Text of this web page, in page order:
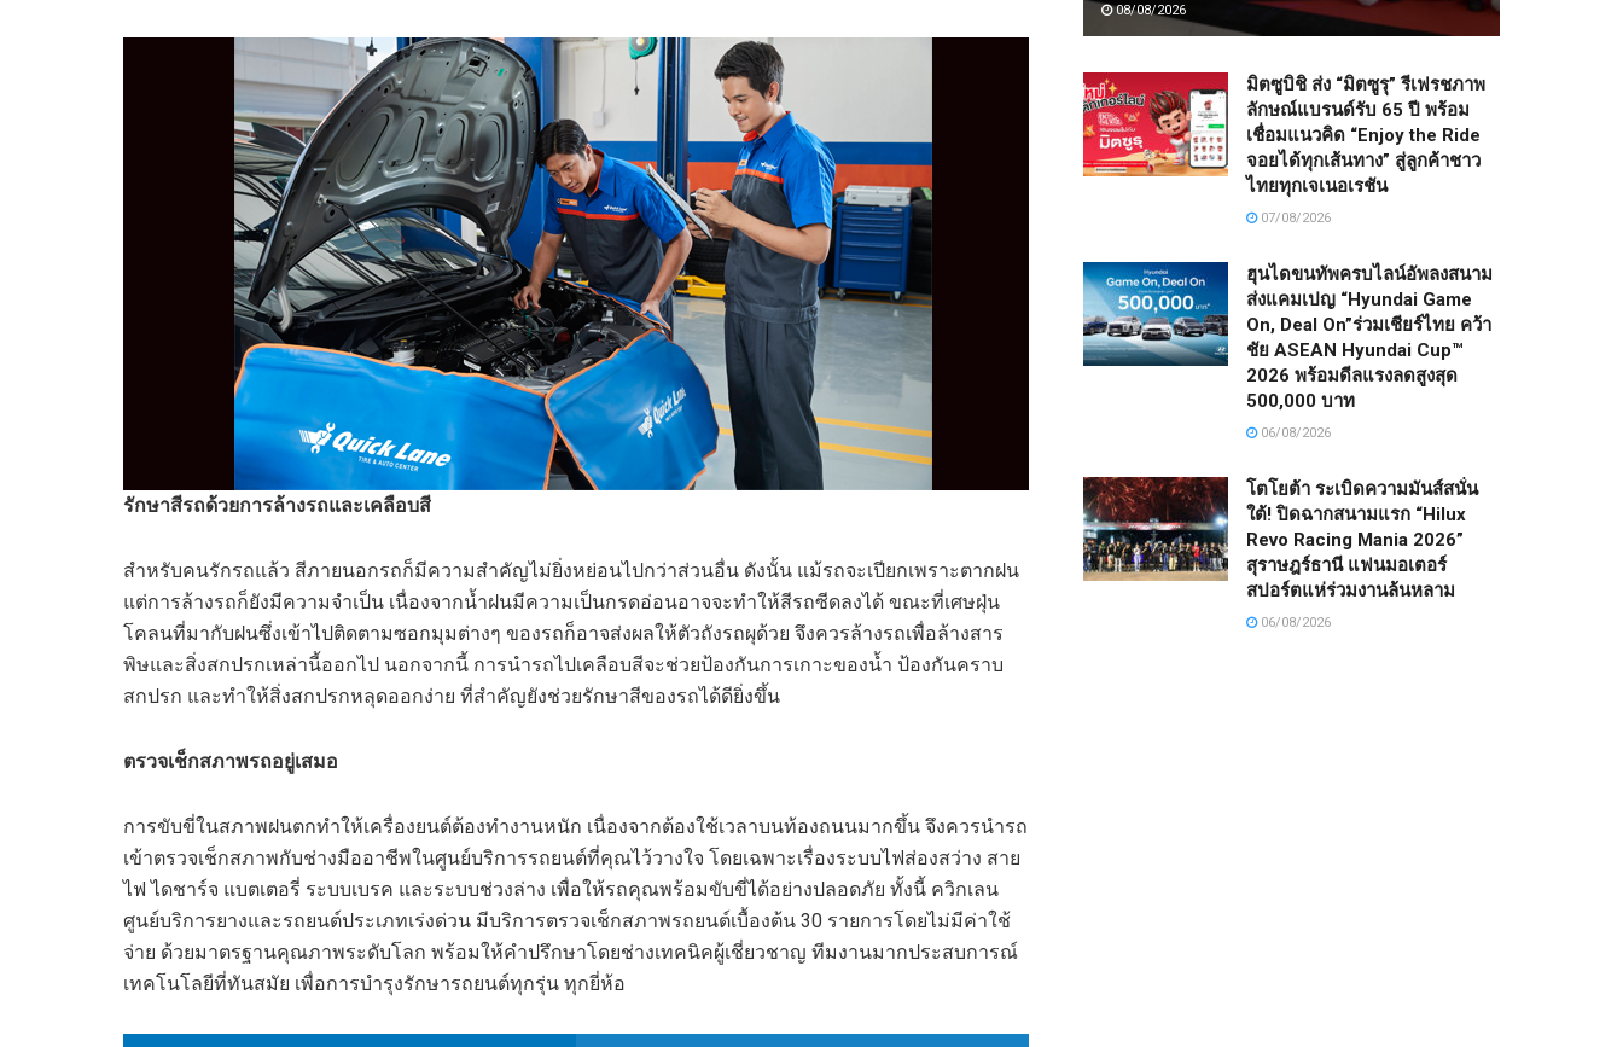
รักษาสีรถด้วยการล้างรถและเคลือบสี
สำหรับคนรักรถแล้ว สีภายนอกรถก็มีความสำคัญไม่ยิ่งหย่อนไปกว่าส่วนอื่น ดังนั้น แม้รถจะเปียกเพราะตากฝน
แต่การล้างรถก็ยังมีความจำเป็น เนื่องจากน้ำฝนมีความเป็นกรดอ่อนอาจจะทำให้สีรถซีดลงได้ ขณะที่เศษฝุ่น
โคลนที่มากับฝนซึ่งเข้าไปติดตามซอกมุมต่างๆ ของรถก็อาจส่งผลให้ตัวถังรถผุด้วย จึงควรล้างรถเพื่อล้างสาร
พิษและสิ่งสกปรกเหล่านี้ออกไป นอกจากนี้ การนำรถไปเคลือบสีจะช่วยป้องกันการเกาะของน้ำ ป้องกันคราบ
สกปรก และทำให้สิ่งสกปรกหลุดออกง่าย ที่สำคัญยังช่วยรักษาสีของรถได้ดียิ่งขึ้น
ตรวจเช็กสภาพรถอยู่เสมอ
การขับขี่ในสภาพฝนตกทำให้เครื่องยนต์ต้องทำงานหนัก เนื่องจากต้องใช้เวลาบนท้องถนนมากขึ้น จึงควรนำรถ
เข้าตรวจเช็กสภาพกับช่างมืออาชีพในศูนย์บริการรถยนต์ที่คุณไว้วางใจ โดยเฉพาะเรื่องระบบไฟส่องสว่าง สาย
ไฟ ไดชาร์จ แบตเตอรี่ ระบบเบรค และระบบช่วงล่าง เพื่อให้รถคุณพร้อมขับขี่ได้อย่างปลอดภัย ทั้งนี้ ควิกเลน
ศูนย์บริการยางและรถยนต์ประเภทเร่งด่วน มีบริการตรวจเช็กสภาพรถยนต์เบื้องต้น 30 รายการโดยไม่มีค่าใช้
จ่าย ด้วยมาตรฐานคุณภาพระดับโลก พร้อมให้คำปรึกษาโดยช่างเทคนิคผู้เชี่ยวชาญ ทีมงานมากประสบการณ์
เทคโนโลยีที่ทันสมัย เพื่อการบำรุงรักษารถยนต์ทุกรุ่น ทุกยี่ห้อ
08/08/2026
มิตซูบิชิ ส่ง “มิตซูรุ” รีเฟรชภาพ
ลักษณ์แบรนด์รับ 65 ปี พร้อม
เชื่อมแนวคิด “Enjoy the Ride
จอยได้ทุกเส้นทาง” สู่ลูกค้าชาว
ไทยทุกเจเนอเรชัน
07/08/2026
ฮุนไดขนทัพครบไลน์อัพลงสนาม
ส่งแคมเปญ “Hyundai Game
On, Deal On”ร่วมเชียร์ไทย คว้า
ชัย ASEAN Hyundai Cup™
2026 พร้อมดีลแรงลดสูงสุด
500,000 บาท
06/08/2026
โตโยต้า ระเบิดความมันส์สนั่น
ใต้! ปิดฉากสนามแรก “Hilux
Revo Racing Mania 2026”
สุราษฎร์ธานี แฟนมอเตอร์
สปอร์ตแห่ร่วมงานล้นหลาม
06/08/2026